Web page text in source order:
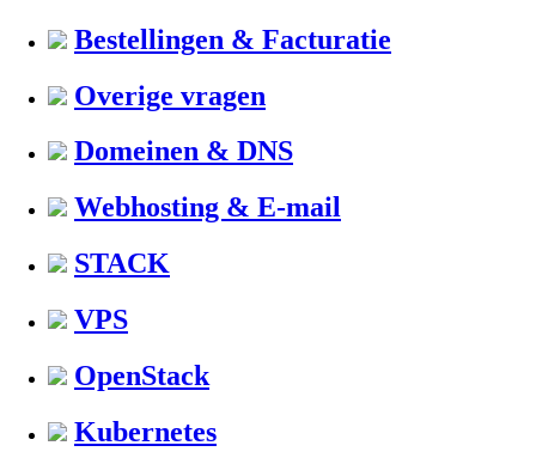
Bestellingen & Facturatie
Overige vragen
Domeinen & DNS
Webhosting & E-mail
STACK
VPS
OpenStack
Kubernetes